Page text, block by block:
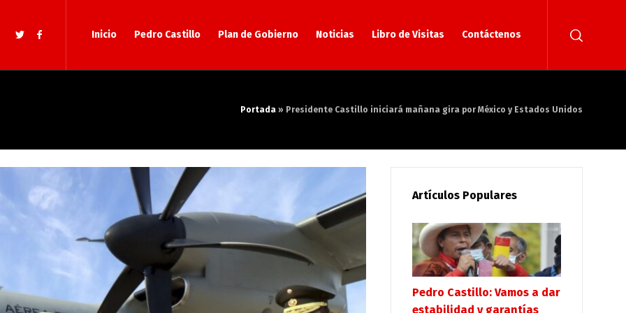
Inicio Pedro Castillo Plan de Gobierno Noticias Libro de Visitas Contáctenos
Portada » Presidente Castillo iniciará mañana gira por México y Estados Unidos
Artículos Populares
Pedro Castillo: Vamos a dar
estabilidad y garantías